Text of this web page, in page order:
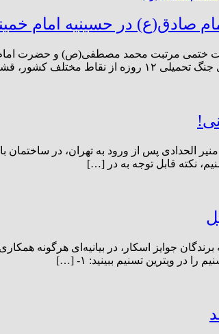
صادق(ع) در حسینیه امام
ختمی مرتبت محمد مصطفی(ص) و حضرت
مردم و همچنین […]
الحدادی پس از ورود به تهران، در
نکته قابل توجه به در […]
سینما و تلویزیون از جمله برندگان جوایز اسکار،
ویترین تسنیم ببینید: ۱- […]